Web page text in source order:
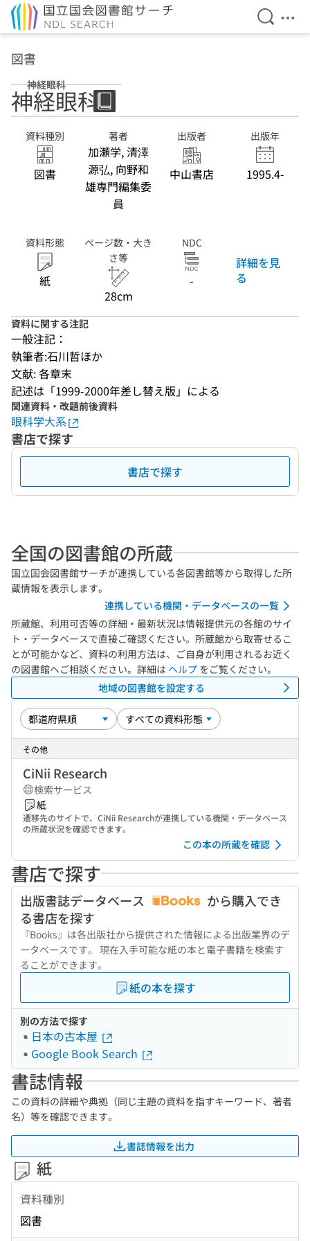
検索を
メ
図書
神経眼科
神経眼科
資料種別
図書
著者
加瀬学, 清澤
源弘, 向野和
雄専門編集委
員
出版者
中山書店
出版年
1995.4-
資料形態
紙
ページ数・大き
さ等
28cm
NDC
-
詳細を見
る
資料に関する注記
一般注記：
執筆者:石川哲ほか
文献: 各章末
記述は「1999-2000年差し替え版」による
関連資料・改題前後資料
眼科学大系
書店で探す
書店で探す
全国の図書館の所蔵
国立国会図書館サーチが連携している各図書館等から取得した所
蔵情報を表示します。
連携している機関・データベースの一覧
所蔵館、利用可否等の詳細・最新状況は情報提供元の各館のサイ
ト・データベースで直接ご確認ください。所蔵館から取寄せるこ
とが可能かなど、資料の利用方法は、ご自身が利用されるお近く
の図書館へご相談ください。詳細は ヘルプ をご覧ください。
地域の図書館を設定する
その他
CiNii Research
検索サービス
紙
遷移先のサイトで、CiNii Researchが連携している機関・データベース
の所蔵状況を確認できます。
この本の所蔵を確認
書店で探す
出版書誌データベース
から購入でき
る書店を探す
『Books』は各出版社から提供された情報による出版業界のデ
ータベースです。 現在入手可能な紙の本と電子書籍を検索す
ることができます。
紙の本を探す
別の方法で探す
日本の古本屋
Google Book Search
書誌情報
この資料の詳細や典拠（同じ主題の資料を指すキーワード、著者
名）等を確認できます。
書誌情報を出力
紙
資料種別
図書